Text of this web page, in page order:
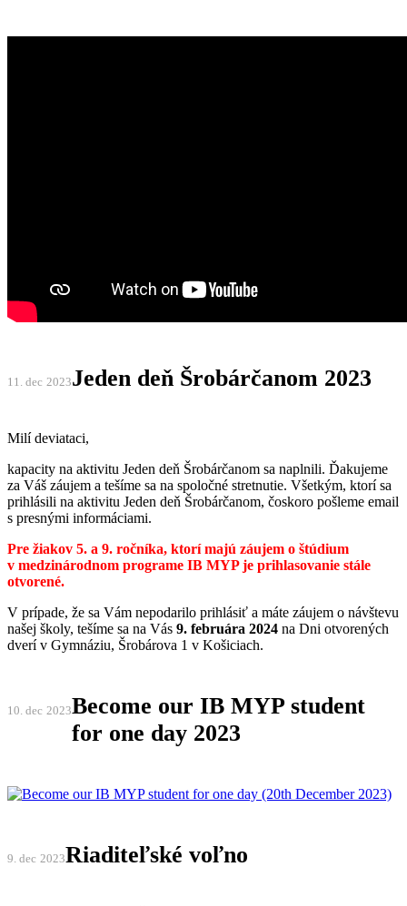
11. dec 2023Jeden deň Šrobárčanom 2023
Milí deviataci,
kapacity na aktivitu Jeden deň Šrobárčanom sa naplnili. Ďakujeme
za Váš záujem a tešíme sa na spoločné stretnutie. Všetkým, ktorí sa
prihlásili na aktivitu Jeden deň Šrobárčanom, čoskoro pošleme email
s presnými informáciami.
Pre žiakov 5. a 9. ročníka, ktorí majú záujem o štúdium
v medzinárodnom programe IB MYP je prihlasovanie stále
otvorené.
V prípade, že sa Vám nepodarilo prihlásiť a máte záujem o návštevu
našej školy, tešíme sa na Vás 9. februára 2024 na Dni otvorených
dverí v Gymnáziu, Šrobárova 1 v Košiciach.
10. dec 2023Become our IB MYP student
for one day 2023
9. dec 2023Riaditeľské voľno